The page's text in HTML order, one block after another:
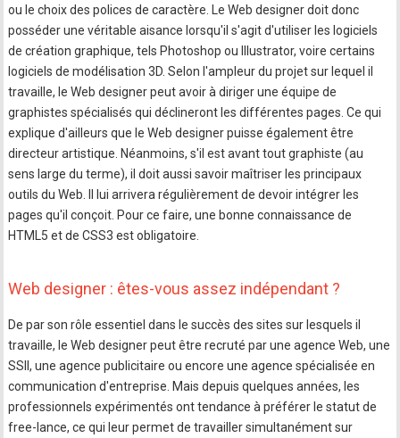
ou le choix des polices de caractère. Le Web designer doit donc
posséder une véritable aisance lorsqu'il s'agit d'utiliser les logiciels
de création graphique, tels Photoshop ou Illustrator, voire certains
logiciels de modélisation 3D. Selon l'ampleur du projet sur lequel il
travaille, le Web designer peut avoir à diriger une équipe de
graphistes spécialisés qui déclineront les différentes pages. Ce qui
explique d'ailleurs que le Web designer puisse également être
directeur artistique. Néanmoins, s'il est avant tout graphiste (au
sens large du terme), il doit aussi savoir maîtriser les principaux
outils du Web. Il lui arrivera régulièrement de devoir intégrer les
pages qu'il conçoit. Pour ce faire, une bonne connaissance de
HTML5 et de CSS3 est obligatoire.
Web designer : êtes-vous assez indépendant ?
De par son rôle essentiel dans le succès des sites sur lesquels il
travaille, le Web designer peut être recruté par une agence Web, une
SSII, une agence publicitaire ou encore une agence spécialisée en
communication d'entreprise. Mais depuis quelques années, les
professionnels expérimentés ont tendance à préférer le statut de
free-lance, ce qui leur permet de travailler simultanément sur